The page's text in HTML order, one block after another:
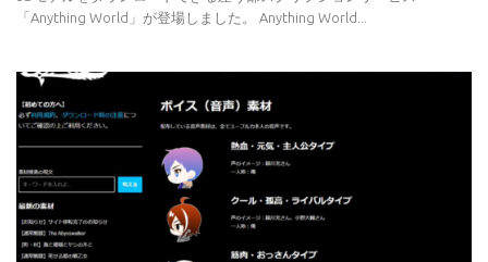
「Anything World」が登場しました。 Anything World...